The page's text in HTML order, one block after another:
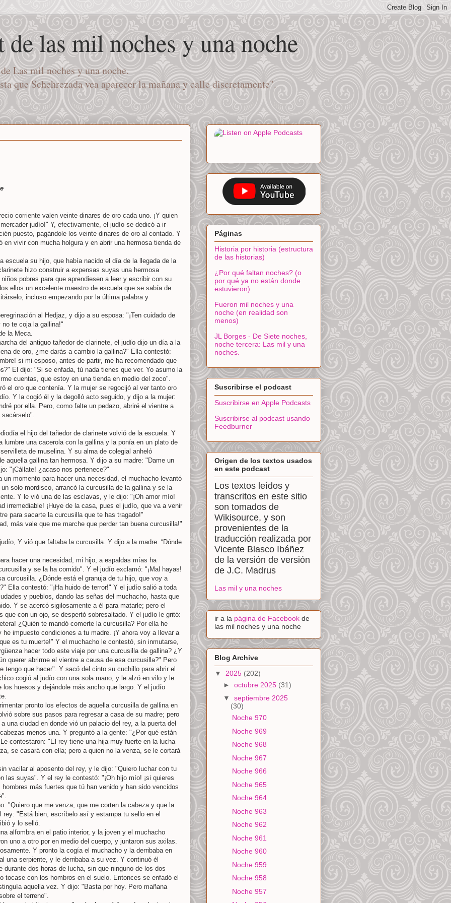
de las mil noches y una noche
Las mil noches y una noche.
que Schehrezada vea aparecer la mañana y calle discretamente".
corriente valen veinte dinares de oro cada uno. ¡Y quien
judío!" Y, efectivamente, el judío se dedicó a ir
puesto, pagándole los veinte dinares de oro al contado. Y
en vivir con mucha holgura y en abrir una hermosa tienda de
escuela su hijo, que había nacido el día de la llegada de la
hizo construir a expensas suyas una hermosa
pobres para que aprendiesen a leer y escribir con su
ellos un excelente maestro de escuela que se sabía de
incluso empezando por la última palabra y
al Hedjaz, y dijo a su esposa: "¡Ten cuidado de
te coja la gallina!"
la Meca.
del antiguo tañedor de clarinete, el judío dijo un día a la
de oro, ¿me darás a cambio la gallina?" Ella contestó:
si mi esposo, antes de partir, me ha recomendado que
El dijo: "Si se enfada, tú nada tienes que ver. Yo asumo la
cuentas, que estoy en una tienda en medio del zoco".
el oro que contenía. Y la mujer se regocijó al ver tanto oro
Y la cogió él y la degolló acto seguido, y dijo a la mujer:
por ella. Pero, como falte un pedazo, abriré el vientre a
sacárselo".
el hijo del tañedor de clarinete volvió de la escuela. Y
lumbre una cacerola con la gallina y la ponía en un plato de
de muselina. Y su alma de colegial anheló
aquella gallina tan hermosa. Y dijo a su madre: "Dame un
"¡Cállate! ¿acaso nos pertenece?"
un momento para hacer una necesidad, el muchacho levantó
solo mordisco, arrancó la curcusilla de la gallina y se la
Y le vió una de las esclavas, y le dijo: "¡Oh amor mío!
irremediable! ¡Huye de la casa, pues el judío, que va a venir
para sacarte la curcusilla que te has tragado!"
más vale que me marche que perder tan buena curcusilla!"
Y vió que faltaba la curcusilla. Y dijo a la madre. “Dónde
hacer una necesidad, mi hijo, a espaldas mías ha
y se la ha comido". Y el judío exclamó: "¡Mal hayas!
curcusilla. ¿Dónde está el granuja de tu hijo, que voy a
Ella contestó: "¡Ha huido de terror!" Y el judío salió a toda
y pueblos, dando las señas del muchacho, hasta que
Y se acercó sigilosamente a él para matarle; pero el
que con un ojo, se despertó sobresaltado. Y el judío le gritó:
¿Quién te mandó comerte la curcusilla? Por ella he
he impuesto condiciones a tu madre. ¡Y ahora voy a llevar a
es tu muerte!" Y el muchacho le contestó, sin inmutarse,
hacer todo este viaje por una curcusilla de gallina? ¿Y
querer abrirme el vientre a causa de esa curcusilla?" Pero
tengo que hacer". Y sacó del cinto su cuchillo para abrir el
cogió al judío con una sola mano, y le alzó en vilo y le
los huesos y dejándole más ancho que largo. Y el judío
pronto los efectos de aquella curcusilla de gallina en
sobre sus pasos para regresar a casa de su madre; pero
una ciudad en donde vió un palacio del rey, a la puerta del
menos una. Y preguntó a la gente: "¿Por qué están
contestaron: "El rey tiene una hija muy fuerte en la lucha
se casará con ella; pero a quien no la venza, se le cortará
vacilar al aposento del rey, y le dijo: "Quiero luchar con tu
las suyas". Y el rey le contestó: "¡Oh hijo mío! ¡si quieres
más fuertes que tú han venido y han sido vencidos
"Quiero que me venza, que me corten la cabeza y que la
rey: "Está bien, escríbelo así y estampa tu sello en el
y lo selló.
alfombra en el patio interior, y la joven y el muchacho
uno a otro por en medio del cuerpo, y juntaron sus axilas.
Y pronto la cogía el muchacho y la derribaba en
una serpiente, y le derribaba a su vez. Y continuó él
durante dos horas de lucha, sin que ninguno de los dos
tocase con los hombros en el suelo. Entonces se enfadó el
aquella vez. Y dijo: "Basta por hoy. Pero mañana
el terreno".
Páginas
Historia por historia (estructura
de las historias)
¿Por qué faltan noches? (o
por qué ya no están donde
estuvieron)
Fueron mil noches y una
noche (en realidad son
menos)
JL Borges - De Siete noches,
noche tercera: Las mil y una
noches.
Suscribirse el podcast
Suscribirse en Apple Podcasts
Suscribirse al podcast usando
Feedburner
Origen de los textos usados
en este podcast
Los textos leídos y
transcritos en este sitio
son tomados de
Wikisource, y son
provenientes de la
traducción realizada por
Vicente Blasco Ibáñez
de la versión de versión
de J.C. Madrus
Las mil y una noches
ir a la página de Facebook de
las mil noches y una noche
Blog Archive
▼ 2025 (202)
► octubre 2025 (31)
▼ septiembre 2025
(30)
Noche 970
Noche 969
Noche 968
Noche 967
Noche 966
Noche 965
Noche 964
Noche 963
Noche 962
Noche 961
Noche 960
Noche 959
Noche 958
Noche 957